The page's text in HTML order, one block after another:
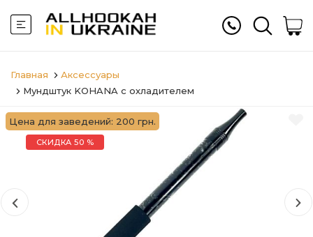
Главная
Аксессуары
Мундштук KOHANA с охладителем
Цена для заведений: 200 грн.
СКИДКА 50 %